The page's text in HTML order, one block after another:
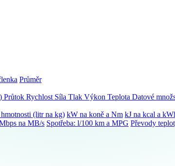
Průměr
Průtok Rychlost Síla Tlak Výkon Teplota Datové
(litr na kg) kW na koně a Nm kJ na kcal a
na MB/s Spotřeba: l/100 km a MPG Převody